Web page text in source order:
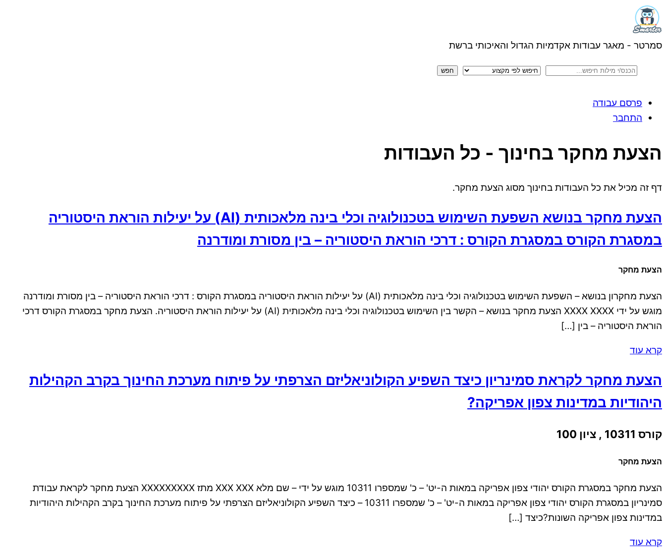
Skip
to
content
Menu
סמרטר - מאגר עבודות אקדמיות הגדול והאיכותי ברשת
פרסם עבודה
התחבר
Menu
הצעת מחקר בחינוך - כל העבודות
דף זה מכיל את כל העבודות בחינוך מסוג הצעת מחקר.
הצעת מחקר בנושא השפעת השימוש בטכנולוגיה וכלי בינה מלאכותית (AI) על יעילות הוראת היסטוריה
במסגרת הקורס במסגרת הקורס : דרכי הוראת היסטוריה – בין מסורת ומודרנה
הצעת מחקר
הצעת מחקרון בנושא – השפעת השימוש בטכנולוגיה וכלי בינה מלאכותית (AI) על יעילות הוראת היסטוריה במסגרת הקורס : דרכי הוראת היסטוריה – בין מסורת ומודרנה
מוגש על ידי XXXX XXXX הצעת מחקר בנושא – הקשר בין השימוש בטכנולוגיה וכלי בינה מלאכותית (AI) על יעילות הוראת היסטוריה. הצעת מחקר במסגרת הקורס דרכי
הוראת היסטוריה – בין […]
קרא עוד
הצעת מחקר לקראת סמינריון כיצד השפיע הקולוניאליזם הצרפתי על פיתוח מערכת החינוך בקרב הקהילות
היהודיות במדינות צפון אפריקה?
קורס 10311 , ציון 100
הצעת מחקר
הצעת מחקר במסגרת הקורס יהודי צפון אפריקה במאות ה-יט' – כ' שמספרו 10311 מוגש על ידי – שם מלא XXX XXX מתז XXXXXXXXX הצעת מחקר לקראת עבודת
סמינריון במסגרת הקורס יהודי צפון אפריקה במאות ה-יט' – כ' שמספרו 10311 – כיצד השפיע הקולוניאליזם הצרפתי על פיתוח מערכת החינוך בקרב הקהילות היהודיות
במדינות צפון אפריקה השונות?כיצד […]
קרא עוד